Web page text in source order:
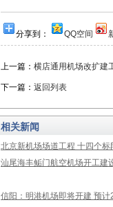
分享到： QQ空间
上一篇： 横店通用机场改扩建
下一篇： 返回列表
相关新闻
北京新机场场道工程 十四个标
汕尾海丰鲘门航空机场开工建
信阳：明港机场即将开建 预